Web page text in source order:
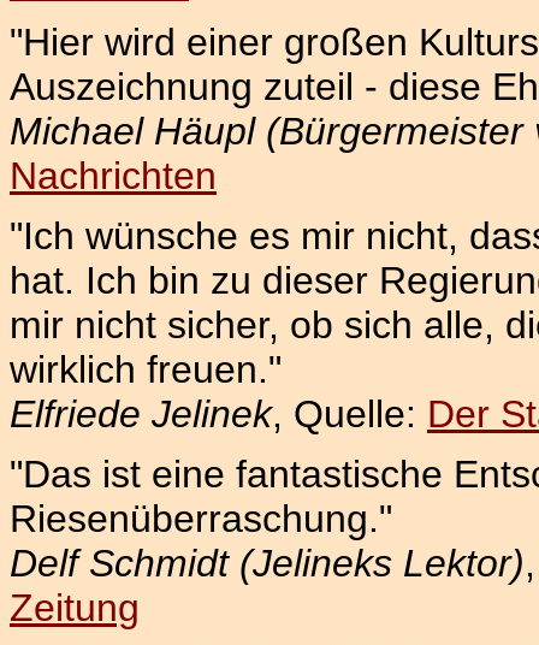
"Hier wird einer großen
Auszeichnung zuteil - diese
Michael Häupl (Bürgermeister
Nachrichten
"Ich wünsche es mir nicht,
hat. Ich bin zu dieser
mir nicht sicher, ob sich alle,
wirklich freuen."
Elfriede Jelinek, Quelle: Der
"Das ist eine fantastische
Riesenüberraschung."
Delf Schmidt (Jelineks Lektor)
Zeitung